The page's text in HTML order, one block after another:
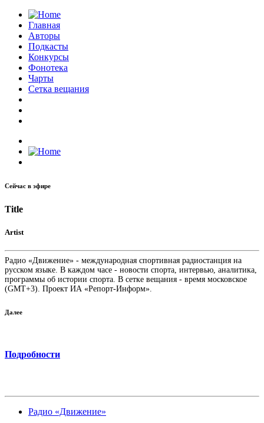
Главная
Авторы
Подкасты
Конкурсы
Фонотека
Чарты
Сетка вещания
Сейчас в эфире
Title
Artist
Радио «Движение» - международная спортивная радиостанция на
русском языке. В каждом часе - новости спорта, интервью, аналитика,
программы об истории спорта. В сетке вещания - время московское
(GMT+3). Проект ИА «Репорт-Информ».
Далее
Подробности
Радио «Движение»